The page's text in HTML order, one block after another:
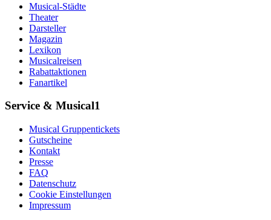
Musical-Städte
Theater
Darsteller
Magazin
Lexikon
Musicalreisen
Rabattaktionen
Fanartikel
Service & Musical1
Musical Gruppentickets
Gutscheine
Kontakt
Presse
FAQ
Datenschutz
Cookie Einstellungen
Impressum